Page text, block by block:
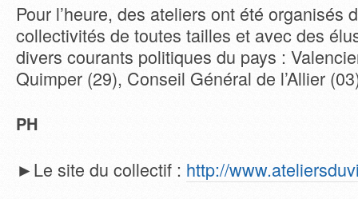
Pour l’heure, des ateliers ont été organisés
collectivités de toutes tailles et avec des
divers courants politiques du pays :
Quimper (29), Conseil Général de l’Allier
PH
►Le site du collectif : http://